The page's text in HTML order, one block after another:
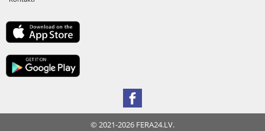
© 2021-2026 FERA24.LV.